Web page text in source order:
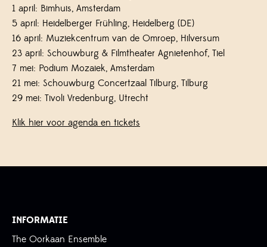
1 april: Bimhuis, Amsterdam
5 april: Heidelberger Frühling, Heidelberg (DE)
16 april: Muziekcentrum van de Omroep, Hilversum
23 april: Schouwburg & Filmtheater Agnietenhof, Tiel
7 mei: Podium Mozaiek, Amsterdam
21 mei: Schouwburg Concertzaal Tilburg, Tilburg
29 mei: Tivoli Vredenburg, Utrecht
Klik hier voor agenda en tickets
INFORMATIE
The Oorkaan Ensemble